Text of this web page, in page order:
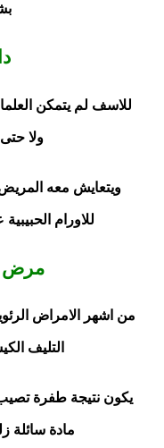
للاسف لم يتمكن
ولا
ويتعايش معه
للاورام
مرض
من اشهر الامراض
التليف
يكون نتيجة طفرة تصيب
مادة سائلة